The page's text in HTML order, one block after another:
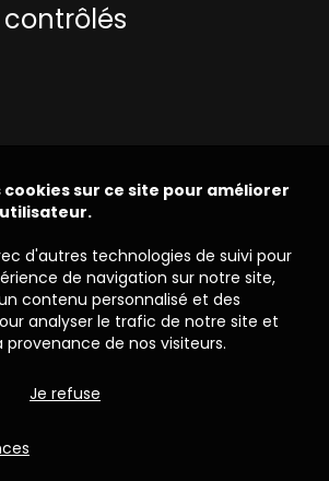
cookies sur ce site pour améliorer
d'autres technologies de suivi pour
de navigation sur notre site,
contenu personnalisé et des
analyser le trafic de notre site et
de nos visiteurs.
Je refuse